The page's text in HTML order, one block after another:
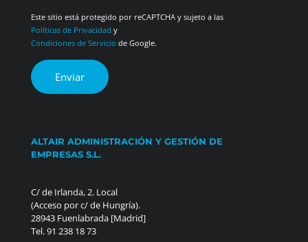
Este sitio está protegido por reCAPTCHA y sujeto a las
Políticas de Privacidad y
Condiciones de Servicio de Google.
ALTAIR ADMINISTRACIÓN Y GESTIÓN DE
EMPRESAS S.L.
C/ de Irlanda, 2. Local
(Acceso por c/ de Hungría).
28943 Fuenlabrada [Madrid]
Tel. 91 238 18 73